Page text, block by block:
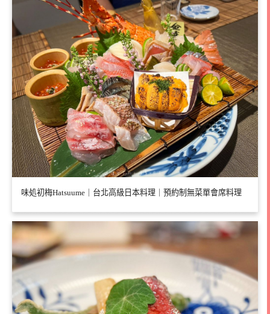
味処初梅Hatsuume｜台北高級日本料理｜預約制無菜單會席料理